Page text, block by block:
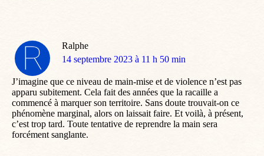
Ralphe
dit
14 septembre 2023 à 11 h 50 min
J’imagine que ce niveau de main-mise et de violence n’est pas
apparu subitement. Cela fait des années que la racaille a
commencé à marquer son territoire. Sans doute trouvait-on ce
phénomène marginal, alors on laissait faire. Et voilà, à présent,
c’est trop tard. Toute tentative de reprendre la main sera
forcément sanglante.